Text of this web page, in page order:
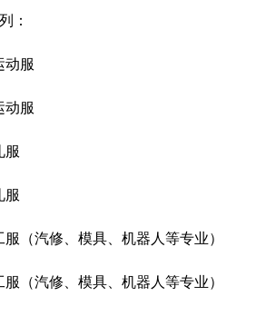
：
服
服
服
服
（汽修、模具、机器人等专业）
（汽修、模具、机器人等专业）